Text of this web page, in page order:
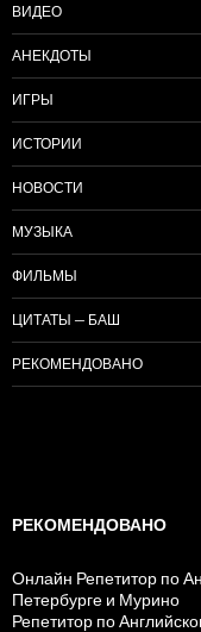
ВИДЕО
АНЕКДОТЫ
ИГРЫ
ИСТОРИИ
НОВОСТИ
МУЗЫКА
ФИЛЬМЫ
ЦИТАТЫ — БАШ
РЕКОМЕНДОВАНО
РЕКОМЕНДОВАНО
Онлайн Репетитор по
Петербурге и Мурино
Репетитор по